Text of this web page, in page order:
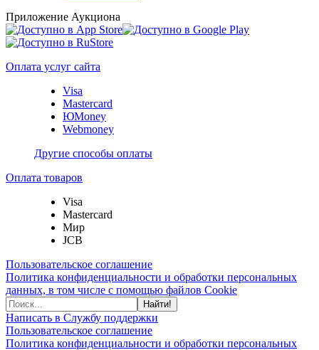
Приложение Аукциона
Оплата услуг сайта
Visa
Mastercard
ЮMoney
Webmoney
Другие способы оплаты
Оплата товаров
Visa
Mastercard
Мир
JCB
Пользовательское соглашение
Политика конфиденциальности и обработки персональных
данных, в том числе с помощью файлов Cookie
Найти!
Написать в Службу поддержки
Пользовательское соглашение
Политика конфиденциальности и обработки персональных